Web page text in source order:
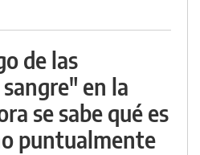
de las
en la
se sabe qué es
puntualmente